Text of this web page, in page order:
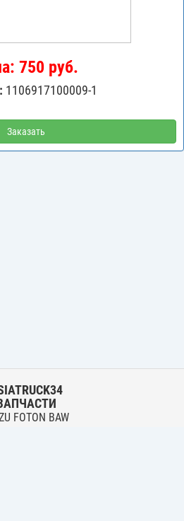
750 руб.
1106917100009-1
Заказать
FOTON BAW